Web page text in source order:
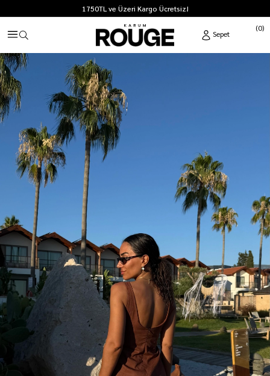
1750TL ve Üzeri Kargo Ücretsiz!
0